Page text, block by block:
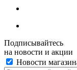
Подписывайтесь
на новости и акции
Новости